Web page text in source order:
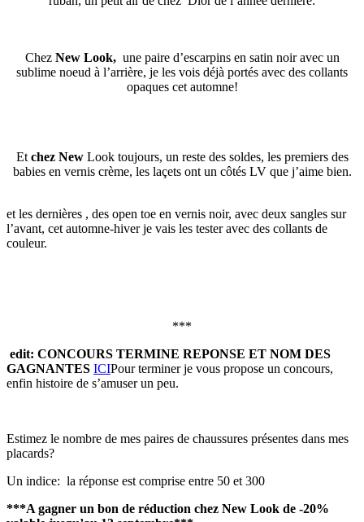
Chez New Look,une paire d’escarpins en satin noir avec un
sublime noeud à l’arrière, je les vois déjà portés avec des collants
opaques cet automne!
Et chez NewLook toujours, un reste des soldes, les premiers des
babies en vernis crème, les laçets ont un côtés LV que j’aime bien.
et les dernières , des open toe en vernis noir, avec deux sangles sur
l’avant, cet automne-hiver je vais les tester avec des collants de
couleur.
***
edit: CONCOURS TERMINE REPONSE ET NOM DES
GAGNANTES ICIPour terminer je vous propose un concours,
enfin histoire de s’amuser un peu.
Estimez le nombre de mes paires de chaussures présentes dans mes
placards?
Un indice: la réponse est comprise entre 50 et 300
***A gagner un bon de réduction chez New Look de -20%